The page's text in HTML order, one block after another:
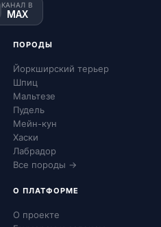
КАНАЛ В
MAX
ПОРОДЫ
Йоркширский терьер
Шпиц
Мальтезе
Пудель
Мейн-кун
Хаски
Лабрадор
Все породы →
О ПЛАТФОРМЕ
О проекте